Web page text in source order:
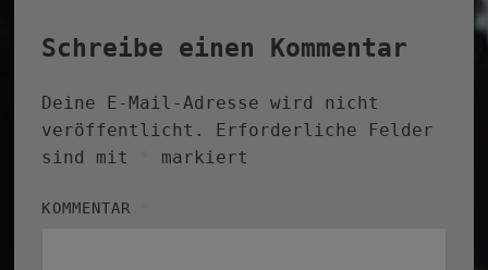
Schreibe einen Kommentar
Deine E-Mail-Adresse wird nicht
veröffentlicht.
Erforderliche Felder
sind mit
markiert
KOMMENTAR